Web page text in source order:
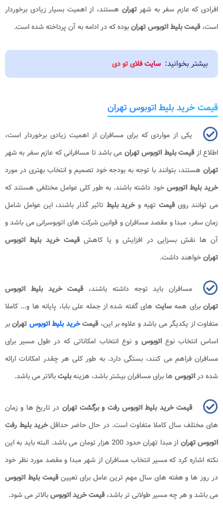
افرادی که عازم سفر به شهرتهران هستند، از اهمیت بسیار زیادی برخوردار
است،قیمت بلیط اتوبوس تهرانبوده که در ادامه به آن پرداخته شده است.
بیشتر بخوانید: سایت فلای تو دی
قیمت خرید بلیط اتوبوس تهران
یکی از مواردی که برای مسافران از اهمیت زیادی برخوردار است،
اطلاع ازقیمت بلیط اتوبوس تهران می باشد تا مسافرانی که عازم سفر به شهر
تهران هستند، بتوانند با توجه به بودجه خود تصمیم و انتخاب بهتری در مورد
خرید بلیط اتوبوس خود داشته باشند. به طور کلی عوامل مختلفی هستند که
می توانند رویقیمت تهیه وخرید بلیط تاثیر گذار باشند، این عوامل شامل
زمان سفر، مبدا و مقصد مسافران و قوانین شرکت های اتوبوسرانی می باشد و
آن ها نقش بسزایی در افزایش و یا کاهشقیمت خرید بلیط اتوبوس
تهرانخواهند داشت.
مسافران باید توجه داشته باشند، قیمت خرید بلیط اتوبوس
تهرانبرای همهسایت های گفته شده از جمله علی بابا، پایانه ها و... کاملا
متفاوت از یکدیگر می باشد و علاوه بر این،قیمتخرید بلیط اتوبوس تهرانبر
اساس انتخاب نوعاتوبوسو نوع انتخاب امکاناتی که در طول مسیر برای
مسافران فراهم می کنند، بستگی دارد. به طور کلی هر چقدر امکانات ارائه
شده دراتوبوس ها برای مسافران بیشتر باشد، هزینهبلیتبالاتر می باشد.
قیمت خرید بلیط اتوبوس رفت و برگشت تهران در تاریخ ها و زمان
های مختلف سال کاملا متفاوت است. در حال حاضر حداقلخرید بلیط رفت
اتوبوس تهران
از مبدا تهران حدود 200 هزار تومان می باشد. البته باید به این
نکته اشاره کرد که مسیر انتخاب مسافران از شهر مبدا و مقصد مورد نظر خود
در روز ها و هفته های سال مهم ترین عامل برای تعیینقیمت بلیط اتوبوس
می باشد و هر چه مسیر طولانی تر باشد،قیمت خرید اتوبوسبالاتر می شود.